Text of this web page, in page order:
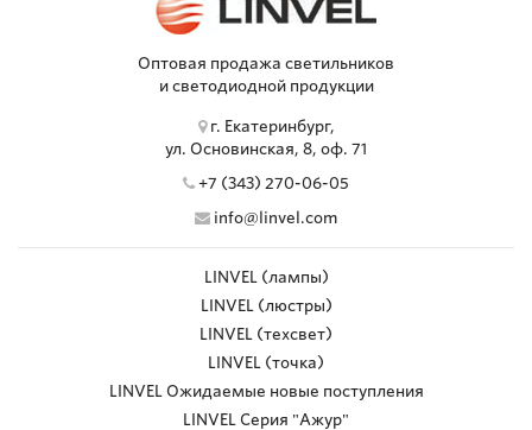
Оптовая продажа светильников
и светодиодной продукции
г. Екатеринбург,
ул. Основинская, 8, оф. 71
+7 (343) 270-06-05
info@linvel.com
LINVEL (лампы)
LINVEL (люстры)
LINVEL (техсвет)
LINVEL (точка)
LINVEL Ожидаемые новые поступления
LINVEL Серия "Ажур"